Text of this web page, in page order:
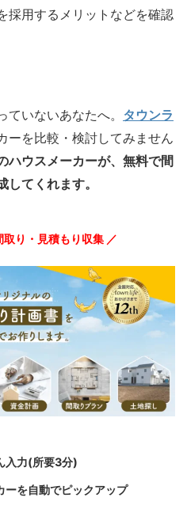
採用するメリットなどを確認
いないあなたへ。 タウンラ
ーを比較・検討してみません
ハウスメーカーが、無料で間
てくれます。
り・見積もり収集 ／
入力(所要3分)
ーを自動でピックアップ